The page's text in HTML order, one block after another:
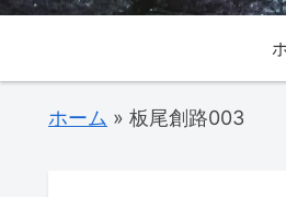
ホーム » 板尾創路003